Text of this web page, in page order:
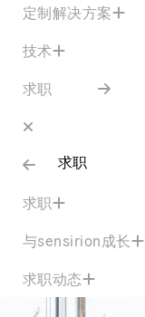
定制解决方案
技术
求职
求职
求职
与sensirion成长
求职动态